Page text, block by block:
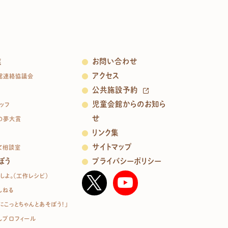
連絡協議会
フ
夢大賞
相談室
う
よ。（工作レシピ）
ねる
こっとちゃんとあそぼう！」
プロフィール
お問い合わせ
アクセス
公共施設予約
児童会館からのお知ら
せ
リンク集
サイトマップ
プライバシーポリシー